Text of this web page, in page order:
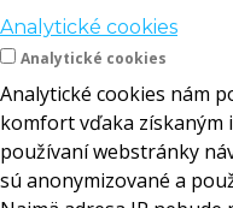
Analytické cookies
Analytické cookies
Analytické cookies nám
komfort vďaka získaným
používaní webstránky
sú anonymizované a